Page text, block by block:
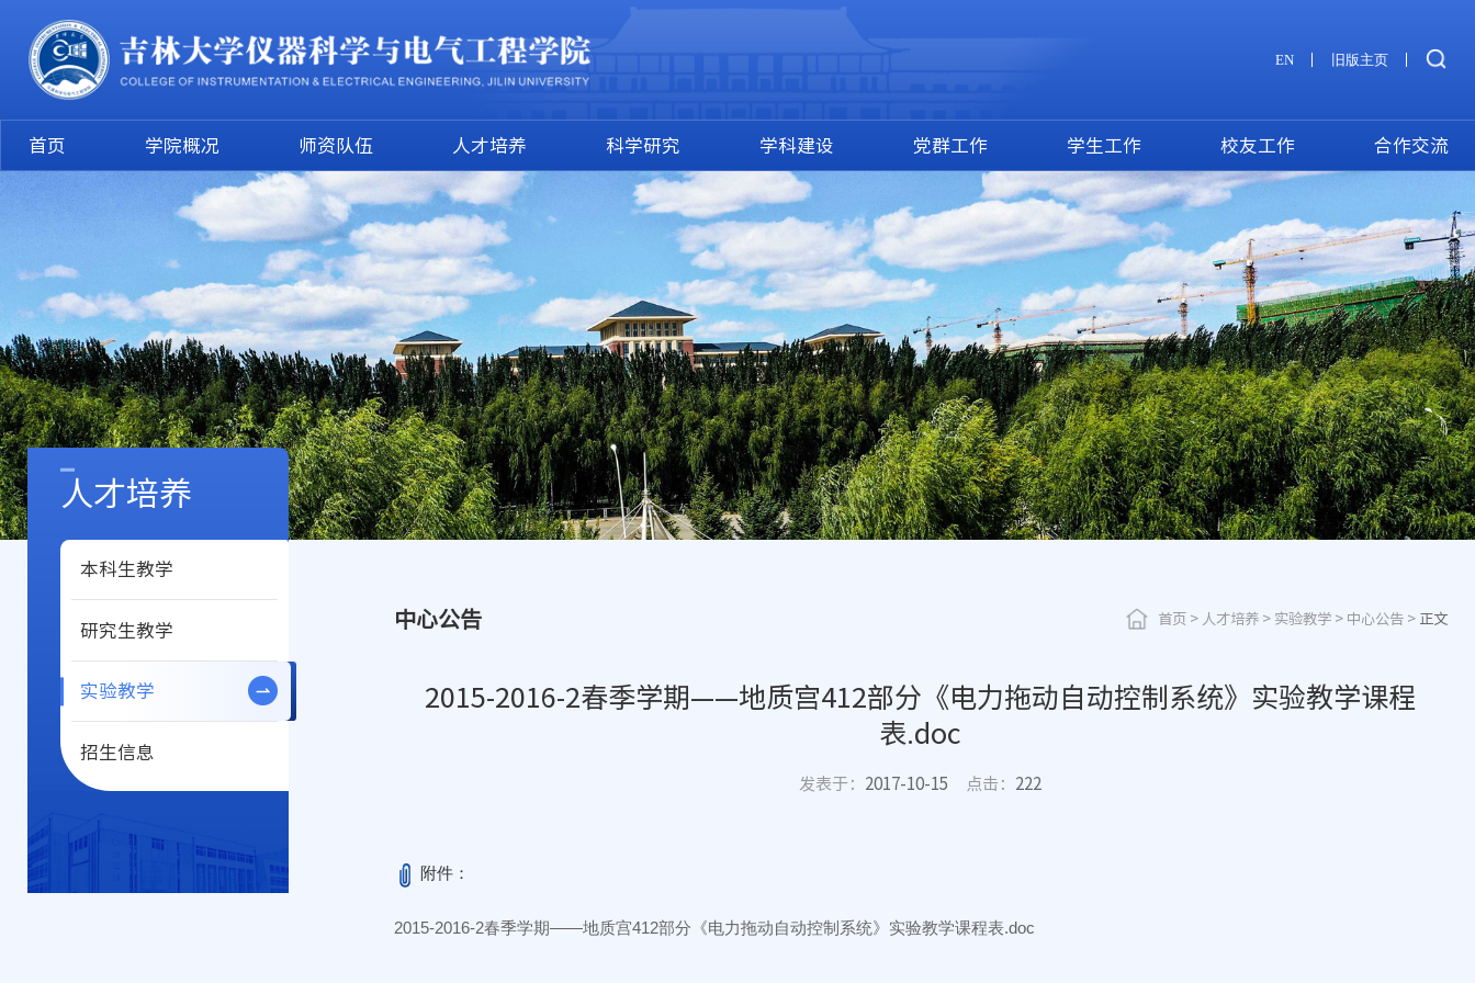
EN 旧版主页
首页 学院概况 师资队伍 人才培养 科学研究 学科建设 党群工作 学生工作 校友工作 合作交流
人才培养
本科生教学
研究生教学
实验教学
招生信息
中心公告 首页 > 人才培养> 实验教学> 中心公告> 正文
2015-2016-2春季学期——地质宫412部分《电力拖动自动控制系统》实验教学课程
表.doc
发表于： 2017-10-15 点击： 222
附件：
2015-2016-2春季学期——地质宫412部分《电力拖动自动控制系统》实验教学课程表.doc